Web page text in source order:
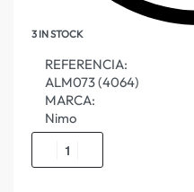
3 IN STOCK
REFERENCIA:
ALM073 (4064)
MARCA:
Nimo